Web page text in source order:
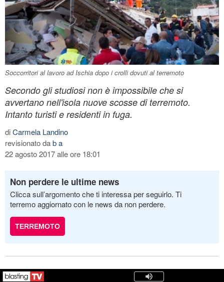
Soccorritori al lavoro ad Ischia dopo i crolli dovuti al terremoto
Secondo gli studiosi non è impossibile che si
avvertano nell'isola nuove scosse di terremoto.
Intanto turisti e residenti in fuga.
diCarmela Landino
revisionato dab a
22 agosto 2017 alle ore 18:01
Non perdere le ultime news
Clicca sull’argomento che ti interessa per seguirlo. Ti
terremo aggiornato con le news da non perdere.
TERREMOTO